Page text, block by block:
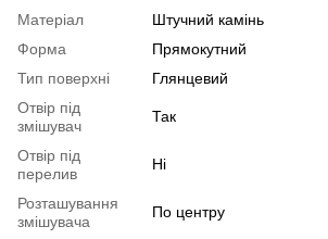
Матеріал
Штучний камінь
Форма
Прямокутний
Тип поверхні
Глянцевий
Отвір під
змішувач
Так
Отвір під
перелив
Ні
Розташування
змішувача
По центру